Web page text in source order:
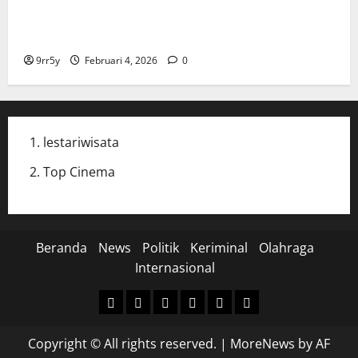
9rr5y Februari 4, 2026 0
lestariwisata
Top Cinema
Beranda News Politik Keriminal
Olahraga
Internasional
BerandaNewsPolitikKeriminal
OlahragaInternasional
Copyright © All rights reserved. | MoreNews by AF